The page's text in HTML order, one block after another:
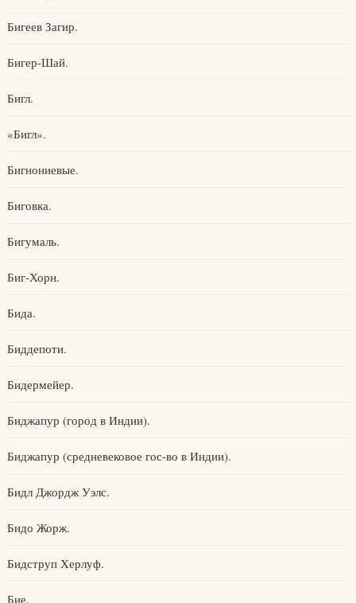
Бигеев Загир.
Бигер-Шай.
Бигл.
«Бигл».
Бигнониевые.
Биговка.
Бигумаль.
Биг-Хорн.
Бида.
Биддепоти.
Бидермейер.
Биджапур (город в Индии).
Биджапур (средневековое гос-во в Индии).
Бидл Джордж Уэлс.
Бидо Жорж.
Бидструп Херлуф.
Бие.